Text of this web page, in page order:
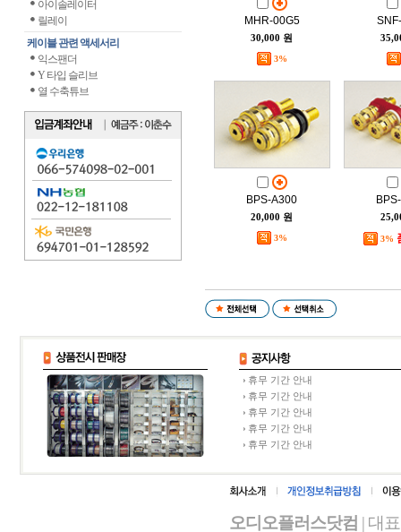
아이솔레이터
릴레이
케이블 관련 액세서리
익스팬더
Y 타입 슬리브
열 수축튜브
MHR-00G5
30,000 원
3%
BPS-A300
20,000 원
3% 3%
휴무 기간 안내
휴무 기간 안내
휴무 기간 안내
휴무 기간 안내
휴무 기간 안내
오디오플러스닷컴 | 대